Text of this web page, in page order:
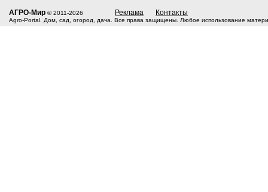
АГРО-Мир © 2011-2026 Реклама Контакты
Agro-Portal. Дом, сад, огород, дача. Все права защищены. Любое использование